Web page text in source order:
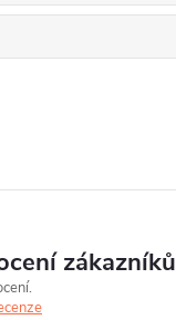
zákazníků